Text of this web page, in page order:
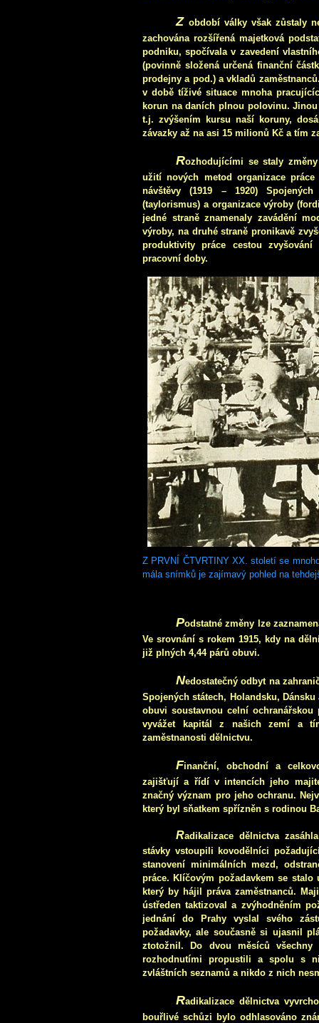
Zobdobí války však zůstaly
zachována rozšířená majetková
podniku, spočívala v zavedení
(povinně složená určená finanční
prodejny a pod.) a vkladů
v době tíživé situace mnoha
korun na daních plnou polovinu.
t.j. zvýšením kursu naší koruny,
závazky až na asi 15 milionů Kč a tím
Rozhodujícími se staly
užití nových metod organizace
návštěvy (1919 – 1920)
(taylorismus) a organizace výroby
jedné straně znamenaly zavádění
výroby, na druhé straně pronikavě
produktivity práce cestou
pracovní doby.
Z PRVNÍ ČTVRTINY XX. století se
mála snímků je zajímavý pohled na
Podstatné změny lze
Ve srovnání s rokem 1915, kdy na
již plných 4,44 párů obuvi.
Nedostatečný odbyt na
Spojených státech, Holandsku,
obuvi soustavnou celní
vyvážet kapitál z našich zemí a
zaměstnanosti dělnictvu.
Finanční, obchodní a
zajišťují a řídí v intencích jeho
značný význam pro jeho ochranu.
který byl sňatkem spřízněn s rodinou
Radikalizace dělnictva
stávky vstoupili kovodělníci
stanovení minimálních mezd,
práce. Klíčovým požadavkem se
který by hájil práva zaměstnanců.
ústředen taktizoval a zvýhodněním
jednání do Prahy vyslal svého
požadavky, ale současně si ujasnil
ztotožnil. Do dvou měsíců
rozhodnutími propustili a spolu s
zvláštních seznamů a nikdo z nich
Radikalizace dělnictva
bouřlivé schůzi bylo odhlasováno